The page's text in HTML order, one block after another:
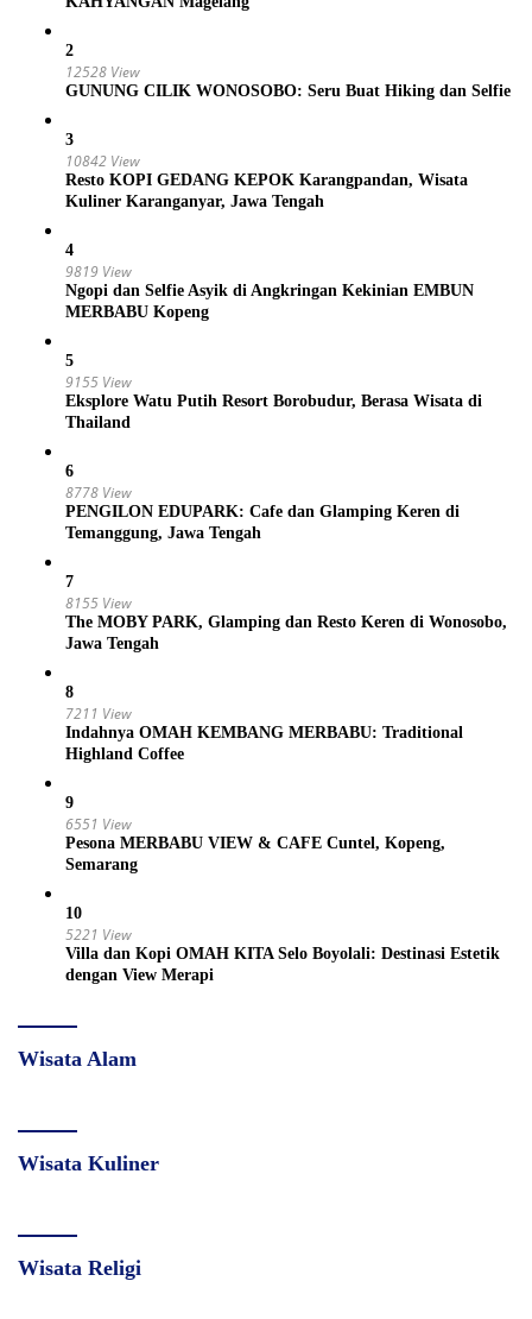
2
12528 View
GUNUNG CILIK WONOSOBO: Seru Buat Hiking dan Selfie
3
10842 View
Resto KOPI GEDANG KEPOK Karangpandan, Wisata
Kuliner Karanganyar, Jawa Tengah
4
9819 View
Ngopi dan Selfie Asyik di Angkringan Kekinian EMBUN
MERBABU Kopeng
5
9155 View
Eksplore Watu Putih Resort Borobudur, Berasa Wisata di
Thailand
6
8778 View
PENGILON EDUPARK: Cafe dan Glamping Keren di
Temanggung, Jawa Tengah
7
8155 View
The MOBY PARK, Glamping dan Resto Keren di Wonosobo,
Jawa Tengah
8
7211 View
Indahnya OMAH KEMBANG MERBABU: Traditional
Highland Coffee
9
6551 View
Pesona MERBABU VIEW & CAFE Cuntel, Kopeng,
Semarang
10
5221 View
Villa dan Kopi OMAH KITA Selo Boyolali: Destinasi Estetik
dengan View Merapi
Wisata Alam
Wisata Kuliner
Wisata Religi